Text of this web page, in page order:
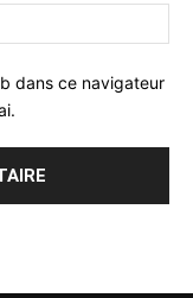
dans ce navigateur